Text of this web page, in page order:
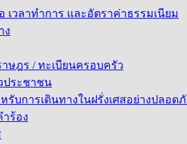
เวลาทำการ และอัตราค่าธรรมเนียม
ง
าษฎร / ทะเบียนครอบครัว
ประชาชน
รับการเดินทางในฝรั่งเศสอย่างปลอด
ร้อง